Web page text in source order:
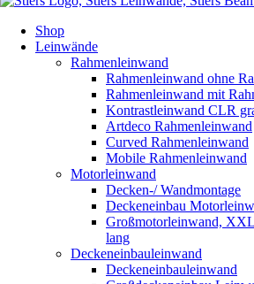
Shop
Leinwände
Rahmenleinwand
Rahmenleinwand ohne
Rahmenleinwand mit
Kontrastleinwand CLR
Artdeco Rahmenleinwand
Curved Rahmenleinwand
Mobile Rahmenleinwand
Motorleinwand
Decken-/ Wandmontage
Deckeneinbau
Großmotorleinwand,
lang
Deckeneinbauleinwand
Deckeneinbauleinwand